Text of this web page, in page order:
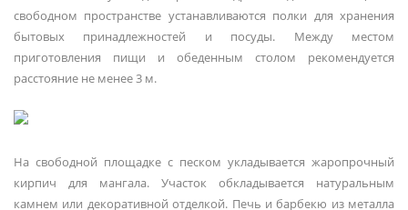
свободном пространстве устанавливаются полки для хранения
бытовых принадлежностей и посуды. Между местом
приготовления пищи и обеденным столом рекомендуется
расстояние не менее 3 м.
На свободной площадке с песком укладывается жаропрочный
кирпич для мангала. Участок обкладывается натуральным
камнем или декоративной отделкой. Печь и барбекю из металла